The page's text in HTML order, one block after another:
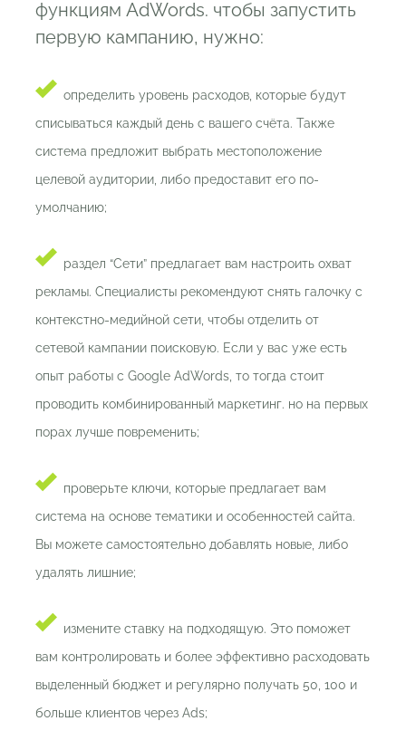
функциям AdWords. чтобы запустить
первую кампанию, нужно:
определить уровень расходов, которые будут
списываться каждый день с вашего счёта. Также
система предложит выбрать местоположение
целевой аудитории, либо предоставит его по-
умолчанию;
раздел “Сети” предлагает вам настроить охват
рекламы. Специалисты рекомендуют снять галочку с
контекстно-медийной сети, чтобы отделить от
сетевой кампании поисковую. Если у вас уже есть
опыт работы с Google AdWords, то тогда стоит
проводить комбинированный маркетинг. но на первых
порах лучше повременить;
проверьте ключи, которые предлагает вам
система на основе тематики и особенностей сайта.
Вы можете самостоятельно добавлять новые, либо
удалять лишние;
измените ставку на подходящую. Это поможет
вам контролировать и более эффективно расходовать
выделенный бюджет и регулярно получать 50, 100 и
больше клиентов через Ads;